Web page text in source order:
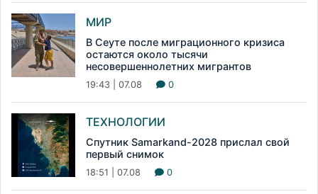
МИР
В Сеуте после миграционного кризиса
остаются около тысячи
несовершеннолетних мигрантов
19:43 | 07.08 0
ТЕХНОЛОГИИ
Спутник Samarkand-2028 прислал свой
первый снимок
18:51 | 07.08 0